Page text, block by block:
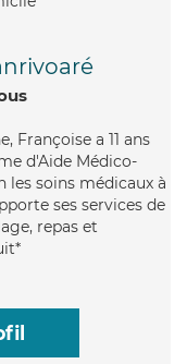
Françoise a 11 ans
d'Aide Médico-
les soins médicaux à
ses services de
repas et